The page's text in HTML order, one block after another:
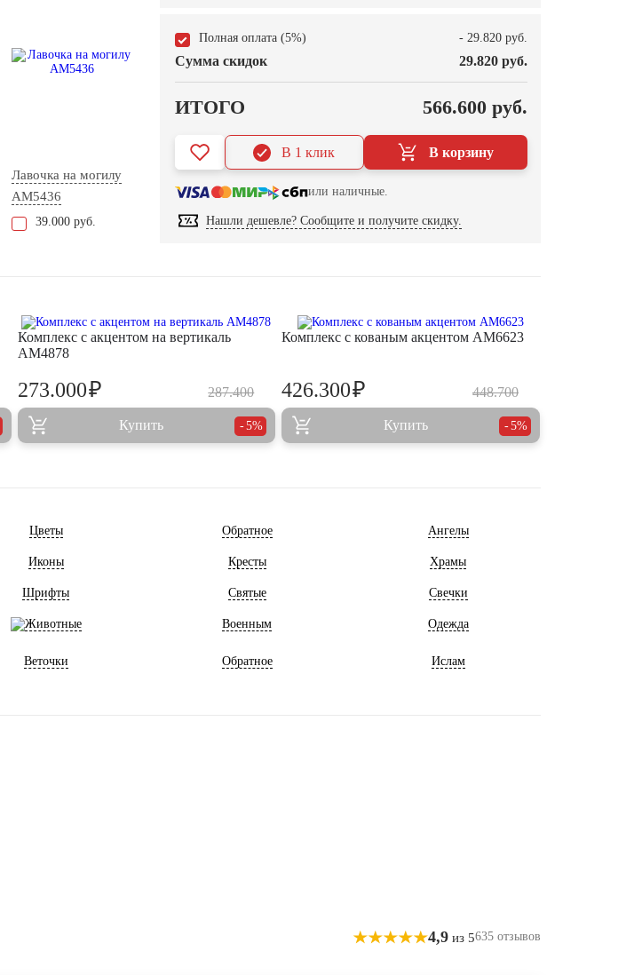
Лавочка на могилу
AM5436
39.000 руб.
Полная оплата (5%) - 29.820 руб.
Сумма скидок 29.820 руб.
ИТОГО 566.600 руб.
В корзину
В 1 клик
или наличные.
Нашли дешевле? Сообщите и получите скидку.
Комплекс с акцентом на вертикаль
AM4878
287.400
273.000₽
Купить 5%
Комплекс с кованым акцентом AM6623
448.700
426.300₽
Купить 5%
Цветы Обратное Ангелы
Иконы Кресты Храмы
Шрифты Святые Свечки
Животные Военным Одежда
Веточки Обратное Ислам
4,9 из 5635 отзывов